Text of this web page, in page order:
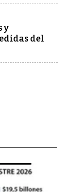
y
del